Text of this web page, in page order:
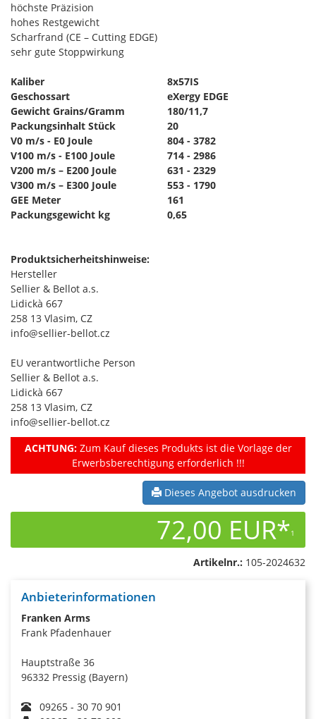
höchste Präzision
hohes Restgewicht
Scharfrand (CE – Cutting EDGE)
sehr gute Stoppwirkung
Kaliber
8x57IS
Geschossart
eXergy EDGE
Gewicht Grains/Gramm
180/11,7
Packungsinhalt Stück
20
V0 m/s - E0 Joule
804 - 3782
V100 m/s - E100 Joule
714 - 2986
V200 m/s – E200 Joule
631 - 2329
V300 m/s – E300 Joule
553 - 1790
GEE Meter
161
Packungsgewicht kg
0,65
Produktsicherheitshinweise:
Hersteller
Sellier & Bellot a.s.
Lidickà 667
258 13 Vlasim, CZ
info@sellier-bellot.cz
EU verantwortliche Person
Sellier & Bellot a.s.
Lidickà 667
258 13 Vlasim, CZ
info@sellier-bellot.cz
ACHTUNG:Zum Kauf dieses Produkts ist die Vorlage der
Erwerbsberechtigung erforderlich !!!
Dieses Angebot ausdrucken
72,00 EUR*1
Artikelnr.: 105-2024632
Anbieterinformationen
Franken Arms
Frank Pfadenhauer
Hauptstraße 36
96332 Pressig (Bayern)
09265 - 30 70 901